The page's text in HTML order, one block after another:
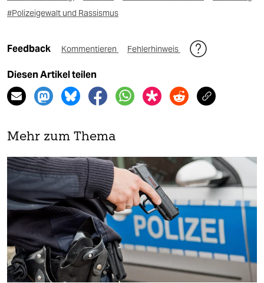
#Polizeigewalt und Rassismus
Feedback Kommentieren Fehlerhinweis
Diesen Artikel teilen
Mehr zum Thema